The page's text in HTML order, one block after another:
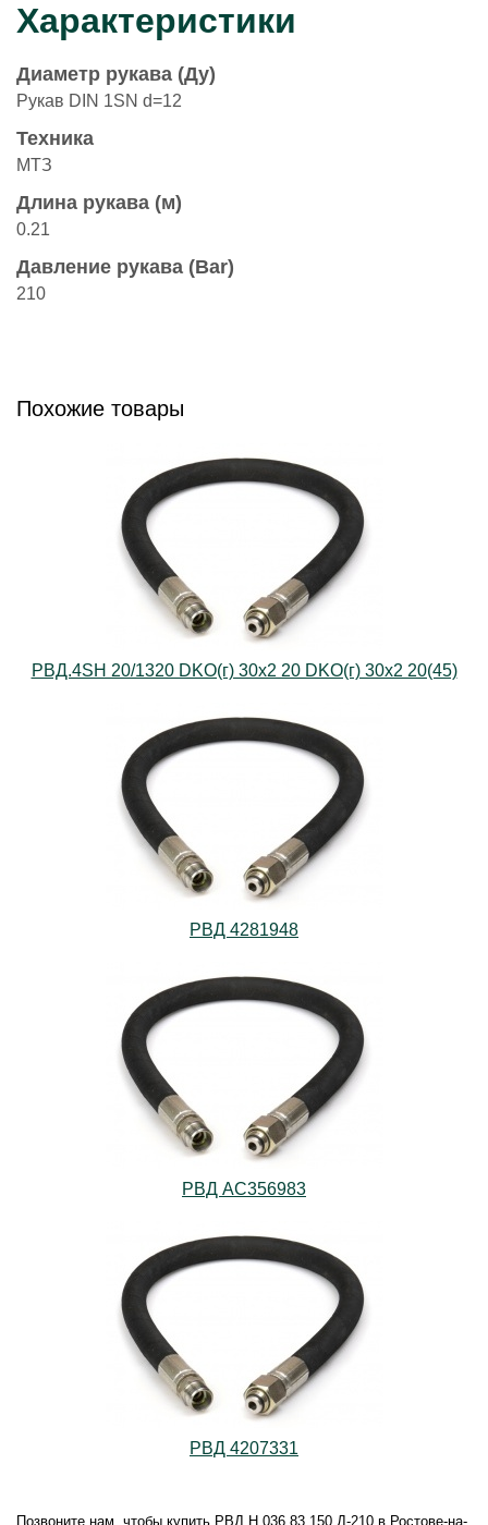
Характеристики
Диаметр рукава (Ду)
Рукав DIN 1SN d=12
Техника
МТЗ
Длина рукава (м)
0.21
Давление рукава (Bar)
210
Похожие товары
РВД.4SH 20/1320 DKO(г) 30х2 20 DKO(г) 30х2 20(45)
РВД 4281948
РВД AС356983
РВД 4207331
Позвоните нам, чтобы купить РВД Н.036.83.150 Д-210 в Ростове-на-